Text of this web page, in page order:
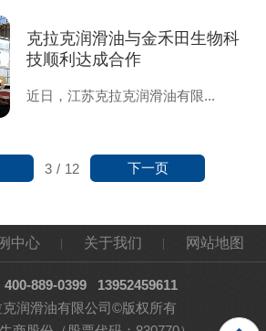
克拉克润滑油与金禾田生物科
技顺利达成合作
近日，江苏克拉克润滑油有限...
3 / 12 下一页
中心 关于我们 网站地图
400-889-0399
13952459611
润滑油有限公司©版权所有